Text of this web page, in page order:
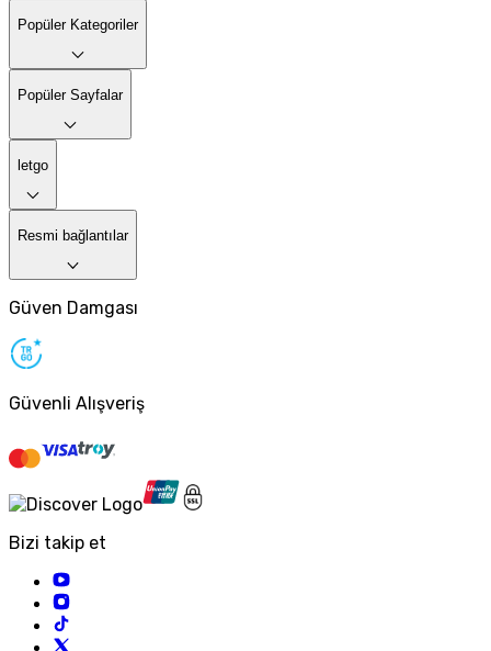
Popüler Kategoriler
Popüler Sayfalar
letgo
Resmi bağlantılar
Güven Damgası
Güvenli Alışveriş
Bizi takip et